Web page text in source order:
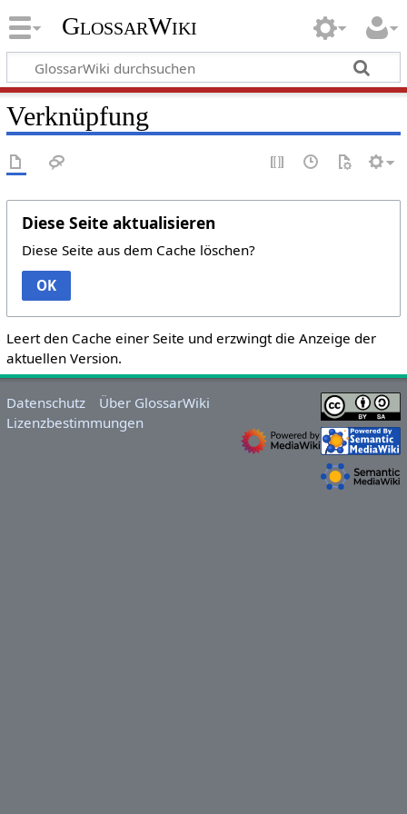
GlossarWiki
Verknüpfung
Diese Seite aktualisieren
Diese Seite aus dem Cache löschen?
OK
Leert den Cache einer Seite und erzwingt die Anzeige der
aktuellen Version.
Datenschutz
Über GlossarWiki
Lizenzbestimmungen